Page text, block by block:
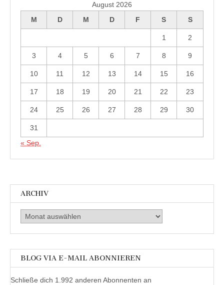
August 2026
M
D M D F S S
1 2
3 4 5 6 7 8 9
10 11 12 13 14 15 16
17 18 19 20 21 22 23
24 25 26 27 28 29 30
31
« Sep.
ARCHIV
Archiv
BLOG VIA E-MAIL ABONNIEREN
Schließe dich 1.992 anderen Abonnenten an